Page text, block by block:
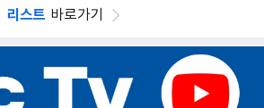
리스트 바로가기